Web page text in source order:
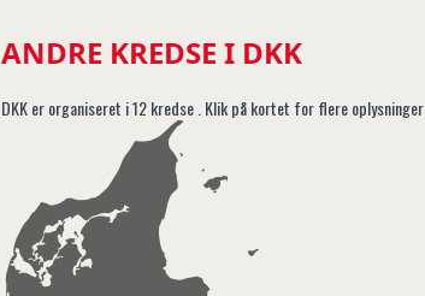
ANDRE KREDSE I DKK
DKK er organiseret i 12 kredse . Klik på kortet for flere oplysninger